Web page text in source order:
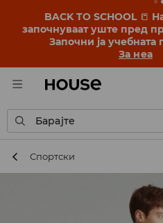
BACK TO SCHOOL 📒
започнуваат уште пред
Започни ја учебната
За неа
Барајте
Спортски